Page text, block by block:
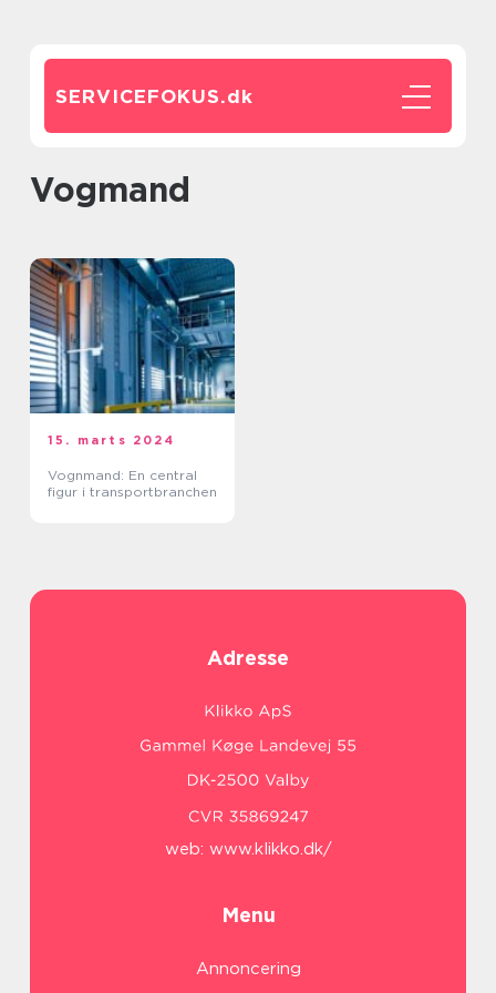
SERVICEFOKUS.dk
vogmand
15. marts 2024
Vognmand: En central
figur i transportbranchen
Adresse
web: www.klikko.dk/
Menu
Annoncering